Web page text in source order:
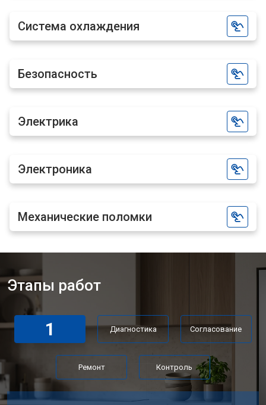
Система охлаждения
Безопасность
Электрика
Электроника
Механические поломки
Этапы работ
1 Диагностика Согласование
Ремонт Контроль